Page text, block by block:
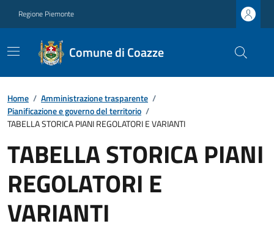
Regione Piemonte
Comune di Coazze
Home / Amministrazione trasparente /
Pianificazione e governo del territorio /
TABELLA STORICA PIANI REGOLATORI E VARIANTI
TABELLA STORICA PIANI
REGOLATORI E
VARIANTI